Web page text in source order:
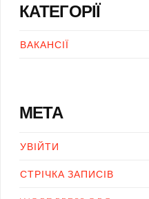
КАТЕГОРІЇ
ВАКАНСІЇ
МЕТА
УВІЙТИ
СТРІЧКА ЗАПИСІВ